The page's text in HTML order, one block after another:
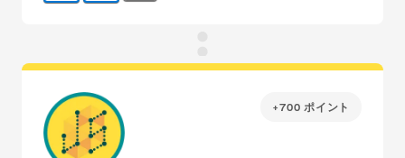
+700 ポイント